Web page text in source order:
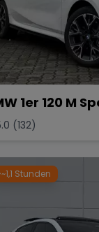
1er 120 M
(132)
~1,1 Stunden